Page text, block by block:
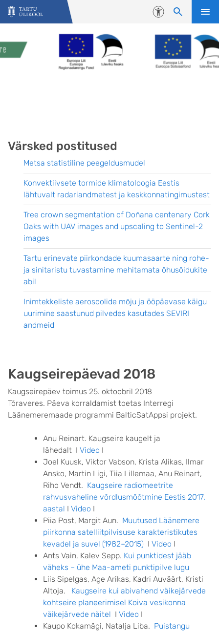
Liigu edasi põhisisu juurde
Juurdepääsetavus
Kaugseirepäevad 2018
Kaugseirepäev toimus 25. oktoobril 2018
Tõraveres. Päeva korraldamist toetas Interregi
Läänemeremaade programmi BalticSatAppsi projekt.
Anu Reinart. Kaugseire kaugelt ja
lähedalt I Video I
Joel Kuusk, Viktor Vabson, Krista Alikas, Ilmar
Ansko, Martin Ligi, Tiia Lillemaa, Anu Reinart,
Riho Vendt. Kaugseire radiomeetrite
rahvusvaheline võrdlusmõõtmine Eestis 2017.
aastal I Video I
Piia Post, Margit Aun. Muutused Läänemere
piirkonna satelliitpilvisuse karakteristikutes
kevadel ja suvel (1982–2015) I Video I
Ants Vain, Kalev Sepp. Kui punktidest jääb
väheks – ühe Maa-ameti punktipilve lugu
Liis Sipelgas, Age Arikas, Kadri Auväärt, Kristi
Altoja.
Kaugseire kui abivahend väikejärvede
kohtseire planeerimisel Koiva vesikonna
väikejärvede näitel I Video I
Kaupo Kokamägi, Natalja Liba. Puistangu
Värsked postitused
Metsa statistiline peegeldusmudel
Konvektiivsete tormide klimatoloogia Eestis
lähtuvalt radariandmetest ja keskkonnatingimustest
Tree crown segmentation of Doñana centenary Cork
Oaks with UAV images and upscaling to Sentinel-2
images
Tartu erinevate piirkondade kuumasaarte ning rohe-
ja sinitaristu tuvastamine mehitamata õhusõidukite
abil
Inimtekkeliste aerosoolide mõju ja ööpäevase käigu
uurimine saastunud pilvedes kasutades SEVIRI
andmeid